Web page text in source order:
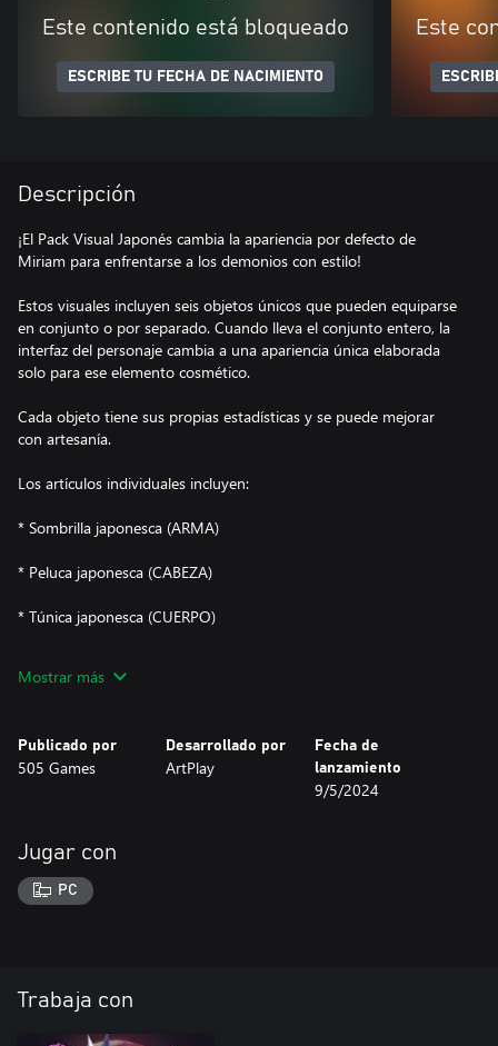
Este contenido está bloqueado
ESCRIBE TU FECHA DE NACIMIENTO
Este
Descripción
¡El Pack Visual Japonés cambia la apariencia por defecto de
Miriam para enfrentarse a los demonios con estilo!
Estos visuales incluyen seis objetos únicos que pueden equiparse
en conjunto o por separado. Cuando lleva el conjunto entero, la
interfaz del personaje cambia a una apariencia única elaborada
solo para ese elemento cosmético.
Cada objeto tiene sus propias estadísticas y se puede mejorar
con artesanía.
Los artículos individuales incluyen:
* Sombrilla japonesca (ARMA)
* Peluca japonesca (CABEZA)
* Túnica japonesca (CUERPO)
* Tormenta de sakura (FRAGMENTO)
Mostrar más
Publicado por
505 Games
Desarrollado por
ArtPlay
Fecha de
lanzamiento
9/5/2024
Jugar con
PC
Trabaja con